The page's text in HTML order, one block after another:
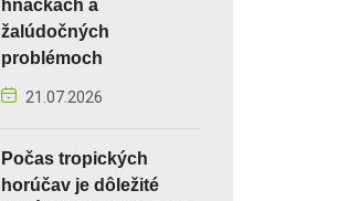
hnačkách a
žalúdočných
problémoch
21.07.2026
Počas tropických
horúčav je dôležité